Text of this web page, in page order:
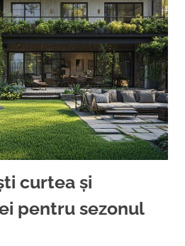
curtea și
pentru sezonul